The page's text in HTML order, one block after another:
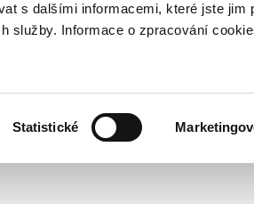
s dalšími informacemi, které jste jim
služby. Informace o zpracování
Statistické
submenu
submenu
účetnictví
Žádosti o informace dle zákona č. 106/1999 Sb.